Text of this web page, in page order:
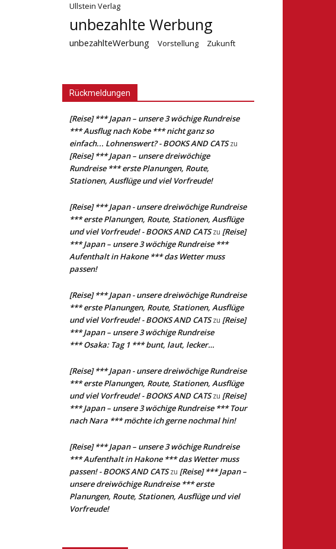
Ullstein Verlag
unbezahlte Werbung
unbezahlteWerbung Vorstellung Zukunft
Rückmeldungen
[Reise] *** Japan – unsere 3 wöchige Rundreise
*** Ausflug nach Kobe *** nicht ganz so
einfach... Lohnenswert? - BOOKS AND CATSzu
[Reise] *** Japan – unsere dreiwöchige
Rundreise *** erste Planungen, Route,
Stationen, Ausflüge und viel Vorfreude!
[Reise] *** Japan - unsere dreiwöchige Rundreise
*** erste Planungen, Route, Stationen, Ausflüge
und viel Vorfreude! - BOOKS AND CATSzu [Reise]
*** Japan – unsere 3 wöchige Rundreise ***
Aufenthalt in Hakone *** das Wetter muss
passen!
[Reise] *** Japan - unsere dreiwöchige Rundreise
*** erste Planungen, Route, Stationen, Ausflüge
und viel Vorfreude! - BOOKS AND CATSzu [Reise]
*** Japan – unsere 3 wöchige Rundreise
*** Osaka: Tag 1 *** bunt, laut, lecker…
[Reise] *** Japan - unsere dreiwöchige Rundreise
*** erste Planungen, Route, Stationen, Ausflüge
und viel Vorfreude! - BOOKS AND CATSzu [Reise]
*** Japan – unsere 3 wöchige Rundreise *** Tour
nach Nara *** möchte ich gerne nochmal hin!
[Reise] *** Japan – unsere 3 wöchige Rundreise
*** Aufenthalt in Hakone *** das Wetter muss
passen! - BOOKS AND CATSzu [Reise] *** Japan –
unsere dreiwöchige Rundreise *** erste
Planungen, Route, Stationen, Ausflüge und viel
Vorfreude!